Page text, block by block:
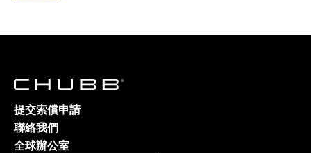
提交索償申請
聯絡我們
全球辦公室